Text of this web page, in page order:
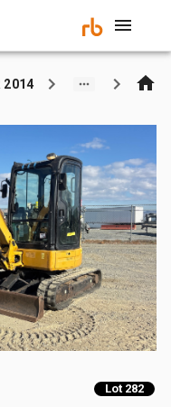
2014 Cat 303.5E CR حفارة صغيرة
Lot 282